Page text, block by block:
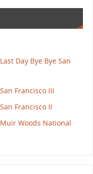
Day Bye Bye San
Francisco III
Francisco II
Woods National